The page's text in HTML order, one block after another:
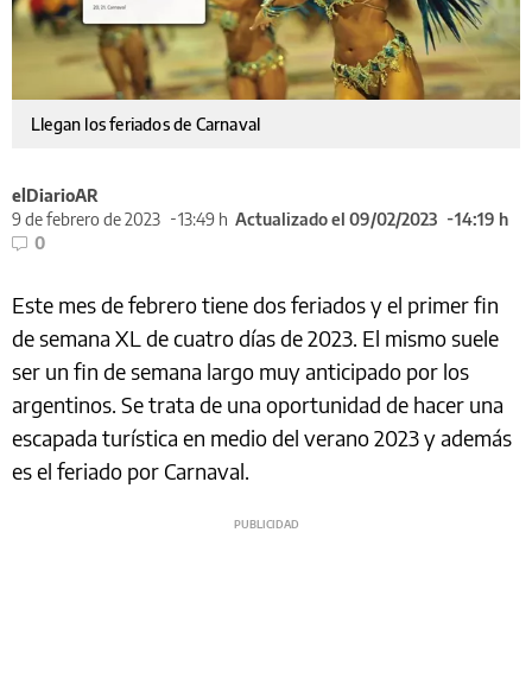
Llegan los feriados de Carnaval
elDiarioAR
9 de febrero de 2023
13:49 h Actualizado el 09/02/2023
14:19 h
0
Este mes de febrero tiene dos feriados y el primer fin
de semana XL de cuatro días de 2023. El mismo suele
ser un fin de semana largo muy anticipado por los
argentinos. Se trata de una oportunidad de hacer una
escapada turística en medio del verano 2023 y además
es el feriado por Carnaval.